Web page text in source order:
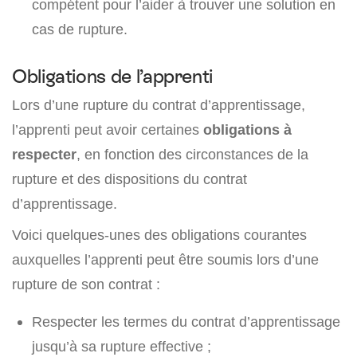
compétent pour l’aider à trouver une solution en
cas de rupture.
Obligations de l’apprenti
Lors d’une rupture du contrat d’apprentissage,
l’apprenti peut avoir certaines obligations à
respecter, en fonction des circonstances de la
rupture et des dispositions du contrat
d’apprentissage.
Voici quelques-unes des obligations courantes
auxquelles l’apprenti peut être soumis lors d’une
rupture de son contrat :
Respecter les termes du contrat d’apprentissage
jusqu’à sa rupture effective ;